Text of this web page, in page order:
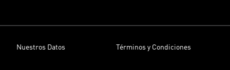
Nuestros Datos Términos y Condiciones